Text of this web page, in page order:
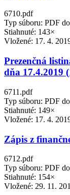
6710.pdf
Typ súboru: PDF
Stiahnuté: 143×
Vložené: 17. 4.
Prezenčná
dňa 17.4.2019
6711.pdf
Typ súboru: PDF
Stiahnuté: 149×
Vložené: 17. 4.
Zápis z
6712.pdf
Typ súboru: PDF
Stiahnuté: 154×
Vložené: 29. 11.